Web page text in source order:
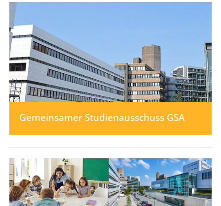
Gemeinsamer ­Studienausschuss GSA